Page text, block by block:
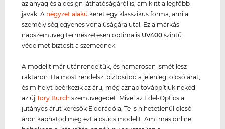
az anyag és a design láthatóságáról is, amik itt a legfőbb
javak. A négyzet alakú keret egy klasszikus forma, ami a
személyiség egyenes vonalúságára utal. Ez a márkás
napszemüveg természetesen optimális UV400 szintű
védelmet biztosít a szemednek.
A modellt már utánrendeltük, és hamarosan ismét lesz
raktáron. Ha most rendelsz, biztosítod a jelenlegi olcsó árat,
és mihelyt beérkezik az áru, még aznap továbbítjuk neked
az újTory Burch szemüvegedet. Mivel az Edel-Optics a
jutányos árut keresők Eldorádója, Te is hihetetlenül olcsó
áron kaphatod meg ezt a csúcs modellt. Ami más online